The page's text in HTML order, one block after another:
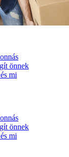
önnek
mi
önnek
mi